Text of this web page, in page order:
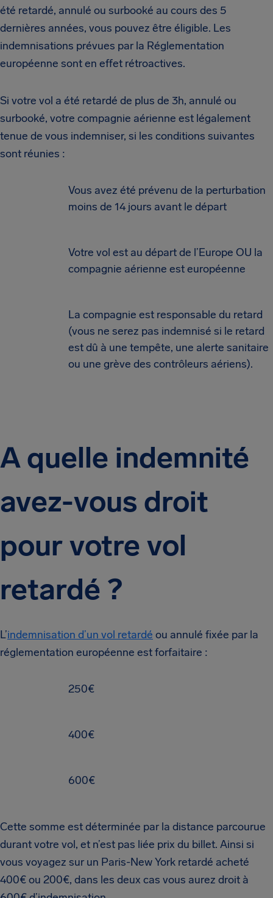
été retardé, annulé ou surbooké au cours des 5
dernières années, vous pouvez être éligible. Les
indemnisations prévues par la Réglementation
européenne sont en effet rétroactives.
Si votre vol a été retardé de plus de 3h, annulé ou
surbooké, votre compagnie aérienne est légalement
tenue de vous indemniser, si les conditions suivantes
sont réunies :
Vous avez été prévenu de la perturbation
moins de 14 jours avant le départ
Votre vol est au départ de l’Europe OU la
compagnie aérienne est européenne
La compagnie est responsable du retard
(vous ne serez pas indemnisé si le retard
est dû à une tempête, une alerte sanitaire
ou une grève des contrôleurs aériens).
A quelle indemnité
avez-vous droit
pour votre vol
retardé ?
L’indemnisation d’un vol retardé ou annulé fixée par la
réglementation européenne est forfaitaire :
250€
400€
600€
Cette somme est déterminée par la distance parcourue
durant votre vol, et n’est pas liée prix du billet. Ainsi si
vous voyagez sur un Paris-New York retardé acheté
400€ ou 200€, dans les deux cas vous aurez droit à